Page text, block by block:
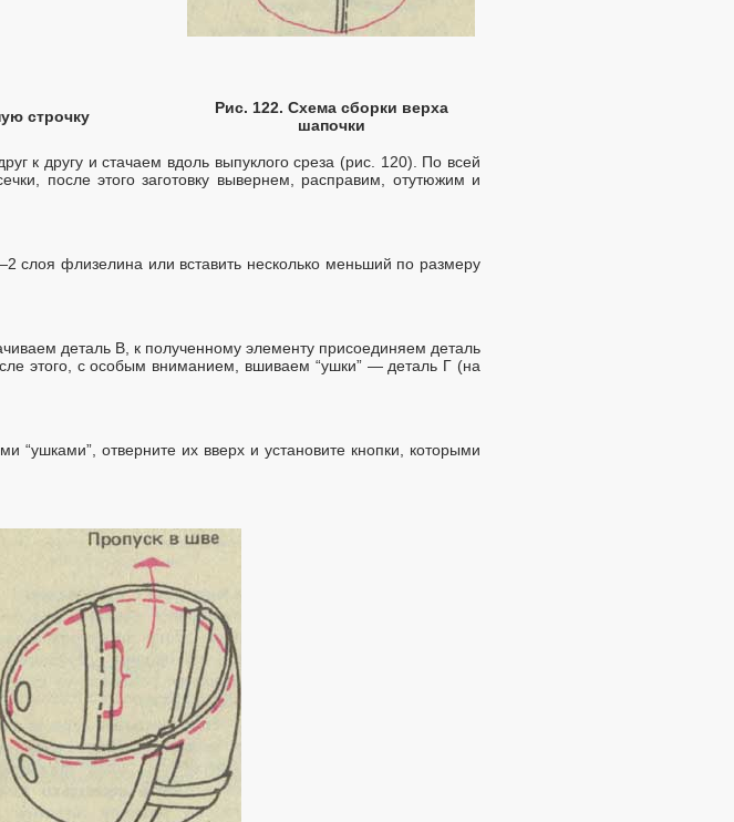
строчку
Рис. 122. Схема сборки верха
шапочки
к другу и стачаем вдоль выпуклого среза (рис. 120). По всей
после этого заготовку вывернем, расправим, отутюжим и
флизелина или вставить несколько меньший по размеру
деталь В, к полученному элементу присоединяем деталь
этого, с особым вниманием, вшиваем “ушки” — деталь Г (на
“ушками”, отверните их вверх и установите кнопки, которыми